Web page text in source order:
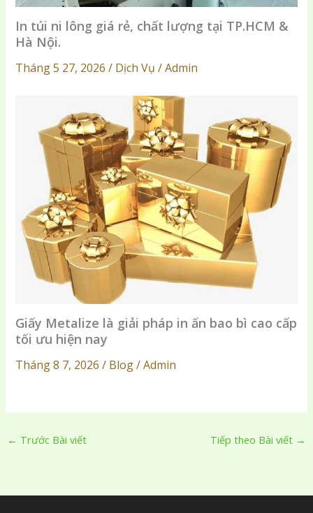
In túi ni lông giá rẻ, chất lượng tại TP.HCM &
Hà Nội.
Tháng 5 27, 2026 / Dịch Vụ / Admin
Giấy Metalize là giải pháp in ấn bao bì cao cấp
tối ưu hiện nay
Tháng 8 7, 2026 / Blog / Admin
← Trước Bài viết Tiếp theo Bài viết →